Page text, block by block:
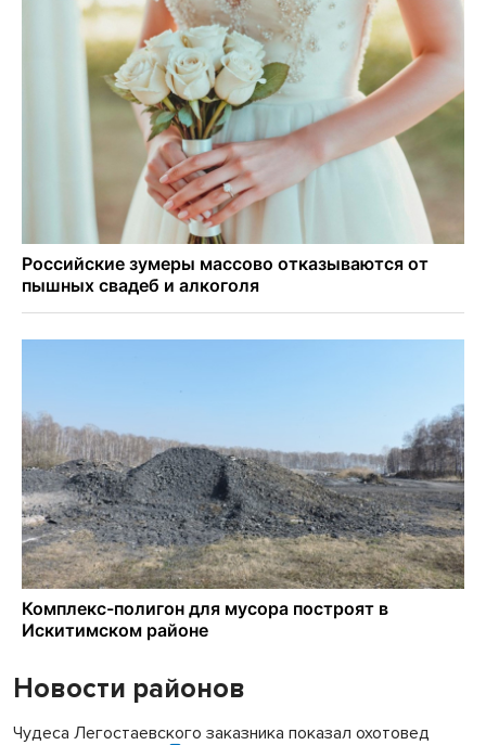
Новости районов
Чудеса Легостаевского заказника показал охотовед